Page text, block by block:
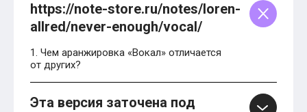
https://note-store.ru/notes/loren-
allred/never-enough/vocal/
1. Чем аранжировка «Вокал» отличается
от других?
Эта версия заточена под